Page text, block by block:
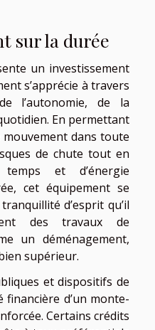
sur la durée
un investissement
s’apprécie à travers
l’autonomie, de la
En permettant
dans toute
de chute tout en
et d’énergie
cet équipement se
d’esprit qu’il
des travaux de
un déménagement,
supérieur.
et dispositifs de
financière d’un monte-
Certains crédits